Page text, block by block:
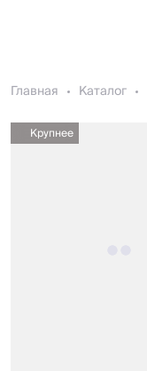
Главная Каталог
Крупнее